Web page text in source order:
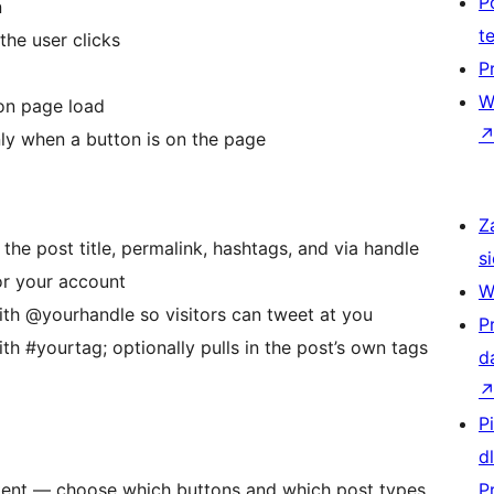
user clicks
page load
when a button is on the page
post title, permalink, hashtags, and via handle
your account
@yourhandle so visitors can tweet at you
#yourtag; optionally pulls in the post’s own tags
— choose which buttons and which post types
↗
↗